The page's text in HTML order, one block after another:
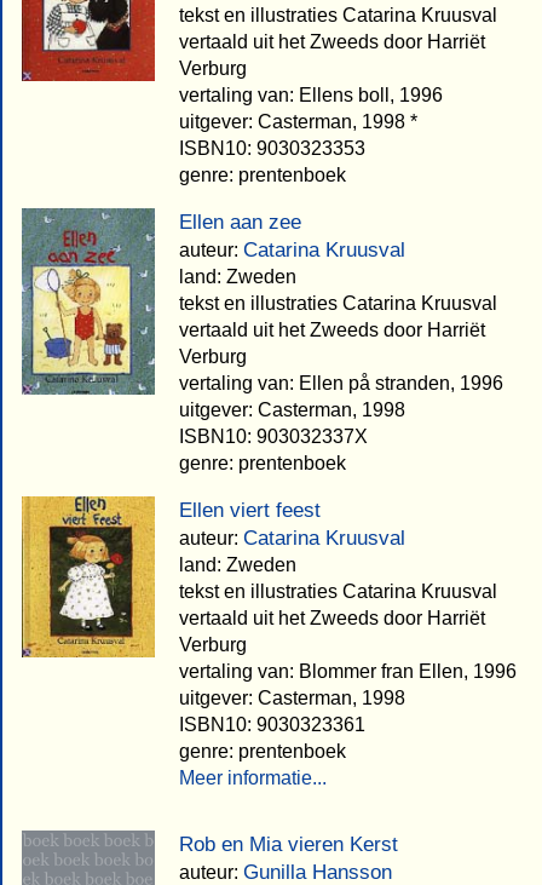
tekst en illustraties Catarina Kruusval
vertaald uit het Zweeds door Harriët
Verburg
vertaling van: Ellens boll, 1996
uitgever: Casterman, 1998 *
ISBN10: 9030323353
genre: prentenboek
Ellen aan zee
auteur: Catarina Kruusval
land: Zweden
tekst en illustraties Catarina Kruusval
vertaald uit het Zweeds door Harriët
Verburg
vertaling van: Ellen på stranden, 1996
uitgever: Casterman, 1998
ISBN10: 903032337X
genre: prentenboek
Ellen viert feest
auteur: Catarina Kruusval
land: Zweden
tekst en illustraties Catarina Kruusval
vertaald uit het Zweeds door Harriët
Verburg
vertaling van: Blommer fran Ellen, 1996
uitgever: Casterman, 1998
ISBN10: 9030323361
genre: prentenboek
Meer informatie...
Rob en Mia vieren Kerst
auteur: Gunilla Hansson